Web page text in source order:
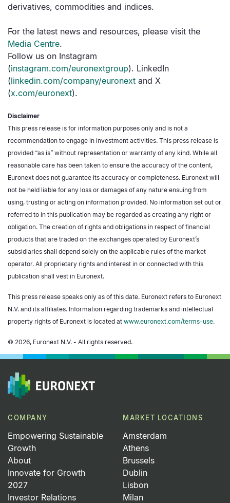
derivatives, commodities and indices.
For the latest news and resources, please visit the
Media Centre.
Follow us on Instagram
(instagram.com/euronextgroup). LinkedIn
(linkedin.com/company/euronext and X
(x.com/euronext).
Disclaimer
This press release is for information purposes only and is not a
recommendation to engage in investment activities. This press release is
provided “as is” without representation or warranty of any kind. While all
reasonable care has been taken to ensure the accuracy of the content,
Euronext does not guarantee its accuracy or completeness. Euronext will
not be held liable for any loss or damages of any nature ensuing from
using, trusting or acting on information provided. No information set out or
referred to in this publication may be regarded as creating any right or
obligation. The creation of rights and obligations in respect of financial
products that are traded on the exchanges operated by Euronext’s
subsidiaries shall depend solely on the applicable rules of the market
operator. All proprietary rights and interest in or connected with this
publication shall vest in Euronext.
This press release speaks only as of this date. Euronext refers to Euronext
N.V. and its affiliates. Information regarding trademarks and intellectual
property rights of Euronext is located at www.euronext.com/terms-use.
© 2026, Euronext N.V. - All rights reserved.
COMPANY
Empowering Sustainable
Growth
About
Innovate for Growth
2027
Investor Relations
MARKET LOCATIONS
Amsterdam
Athens
Brussels
Dublin
Lisbon
Milan